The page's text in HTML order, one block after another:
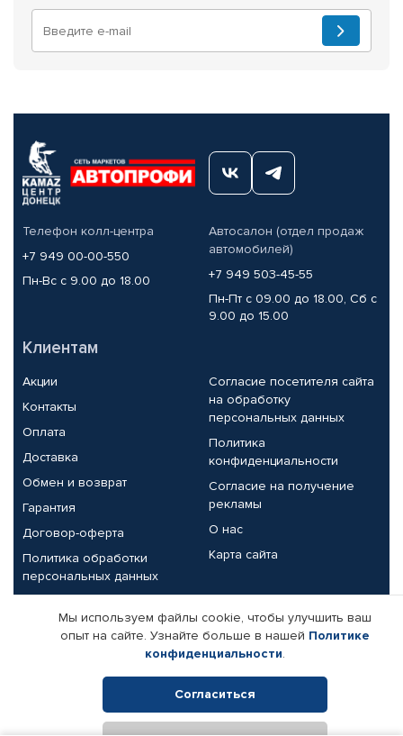
Телефон колл-центра
+7 949 00-00-550
Пн-Вс с 9.00 до 18.00
Автосалон (отдел продаж
автомобилей)
+7 949 503-45-55
Пн-Пт с 09.00 до 18.00, Сб с
9.00 до 15.00
Клиентам
Акции
Контакты
Оплата
Доставка
Обмен и возврат
Гарантия
Договор-оферта
Политика обработки
персональных данных
Согласие посетителя сайта
на обработку
персональных данных
Политика
конфиденциальности
Согласие на получение
рекламы
О нас
Карта сайта
Партнерам
Корпоративным клиентам
Поставщикам
Реквизиты компании
Мы используем файлы cookie, чтобы улучшить ваш
опыт на сайте. Узнайте больше в нашей Политике
конфиденциальности.
Согласиться